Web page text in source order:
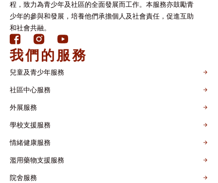
程，致力為青少年及社區的全面發展而工作。本服務亦鼓勵青
少年的參與和發展，培養他們承擔個人及社會責任，促進互助
和社會共融。
我們的服務
兒童及青少年服務
社區中心服務
外展服務
學校支援服務
情緒健康服務
濫用藥物支援服務
院舍服務